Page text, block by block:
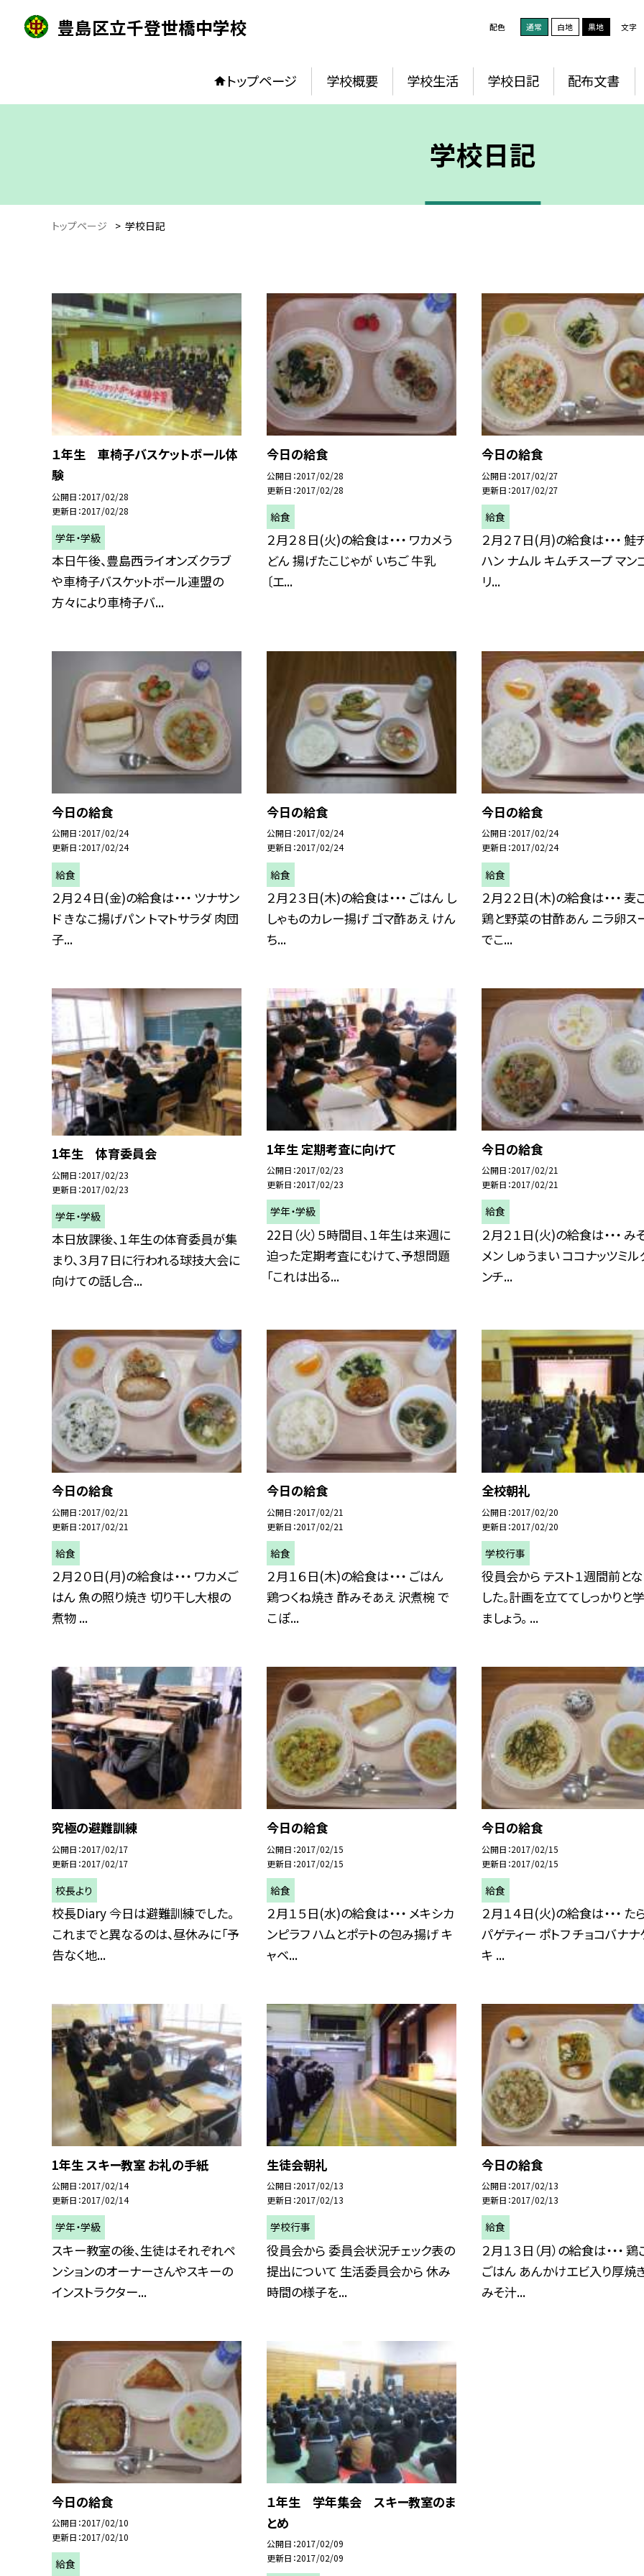
豊島区立千登世橋中学校 配色 通常 白地 黒地 文字
トップページ 学校概要 学校生活 学校日記 配布文書
学校日記
トップページ > 学校日記
１年生 車椅子バスケットボール体
験
公開日 2017/02/28
更新日 2017/02/28
学年・学級
本日午後、豊島西ライオンズクラブ
や車椅子バスケットボール連盟の
方々により車椅子バ...
今日の給食
公開日 2017/02/28
更新日 2017/02/28
給食
２月２８日(火)の給食は・・・ ワカメう
どん 揚げたこじゃが いちご 牛乳
〔エ...
今日の給食
公開日 2017/02/27
更新日 2017/02/27
給食
２月２７日(月)の給食は・・・ 鮭
ハン ナムル キムチスープ マン
リ...
今日の給食
公開日 2017/02/24
更新日 2017/02/24
給食
２月２４日(金)の給食は・・・ ツナサン
ド きなこ揚げパン トマトサラダ 肉団
子...
今日の給食
公開日 2017/02/24
更新日 2017/02/24
給食
２月２３日(木)の給食は・・・ ごはん し
しゃものカレー揚げ ゴマ酢あえ けん
ち...
今日の給食
公開日 2017/02/24
更新日 2017/02/24
給食
２月２２日(木)の給食は・・・ 麦
鶏と野菜の甘酢あん ニラ卵ス
でこ...
1年生 体育委員会
公開日 2017/02/23
更新日 2017/02/23
学年・学級
本日放課後、１年生の体育委員が集
まり、３月７日に行われる球技大会に
向けての話し合...
1年生 定期考査に向けて
公開日 2017/02/23
更新日 2017/02/23
学年・学級
22日（火）５時間目、１年生は来週に
迫った定期考査にむけて、予想問題
「これは出る...
今日の給食
公開日 2017/02/21
更新日 2017/02/21
給食
２月２１日(火)の給食は・・・ み
メン しゅうまい ココナッツミル
ンチ...
今日の給食
公開日 2017/02/21
更新日 2017/02/21
給食
２月２０日(月)の給食は・・・ ワカメご
はん 魚の照り焼き 切り干し大根の
煮物 ...
今日の給食
公開日 2017/02/21
更新日 2017/02/21
給食
２月１６日(木)の給食は・・・ ごはん
鶏つくね焼き 酢みそあえ 沢煮椀 で
こぽ...
全校朝礼
公開日 2017/02/20
更新日 2017/02/20
学校行事
役員会から テスト１週間前と
した。計画を立ててしっかりと
ましょう。 ...
究極の避難訓練
公開日 2017/02/17
更新日 2017/02/17
校長より
校長Diary 今日は避難訓練でした。
これまでと異なるのは、昼休みに「予
告なく地...
今日の給食
公開日 2017/02/15
更新日 2017/02/15
給食
２月１５日(水)の給食は・・・ メキシカ
ンピラフ ハムとポテトの包み揚げ キ
ャベ...
今日の給食
公開日 2017/02/15
更新日 2017/02/15
給食
２月１４日(火)の給食は・・・ た
パゲティー ポトフ チョコバナ
キ ...
1年生 スキー教室 お礼の手紙
公開日 2017/02/14
更新日 2017/02/14
学年・学級
スキー教室の後、生徒はそれぞれペ
ンションのオーナーさんやスキーの
インストラクター...
生徒会朝礼
公開日 2017/02/13
更新日 2017/02/13
学校行事
役員会から 委員会状況チェック表の
提出について 生活委員会から 休み
時間の様子を...
今日の給食
公開日 2017/02/13
更新日 2017/02/13
給食
２月１３日（月）の給食は・・・
ごはん あんかけエビ入り厚焼
みそ汁...
今日の給食
公開日 2017/02/10
更新日 2017/02/10
給食
１年生 学年集会 スキー教室のま
とめ
公開日 2017/02/09
更新日 2017/02/09